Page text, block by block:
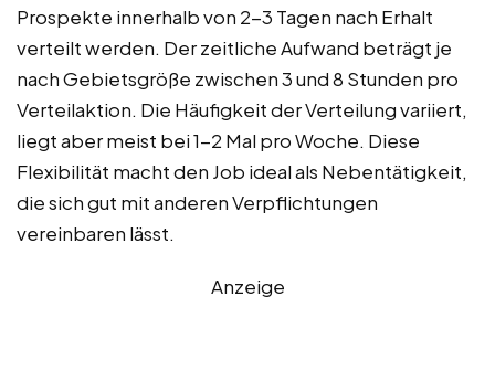
Prospekte innerhalb von 2-3 Tagen nach Erhalt
verteilt werden. Der zeitliche Aufwand beträgt je
nach Gebietsgröße zwischen 3 und 8 Stunden pro
Verteilaktion. Die Häufigkeit der Verteilung variiert,
liegt aber meist bei 1-2 Mal pro Woche. Diese
Flexibilität macht den Job ideal als Nebentätigkeit,
die sich gut mit anderen Verpflichtungen
vereinbaren lässt.
Anzeige